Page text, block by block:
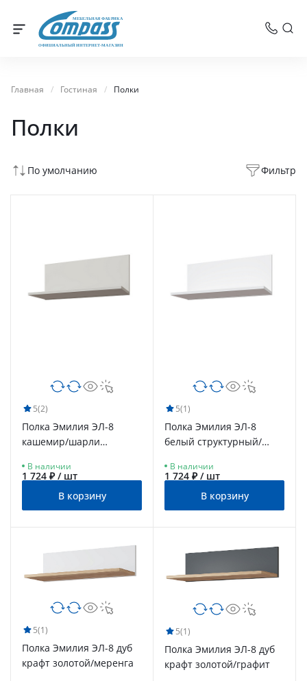
МЕБЕЛЬНАЯ ФАБРИКА
ОФИЦИАЛЬНЫЙ ИНТЕРНЕТ-МАГАЗИН
Главная / Гостиная / Полки
Полки
По умолчанию Фильтр
5(2)
Полка Эмилия ЭЛ-8
кашемир/шарли
В наличии
1 724 ₽ / шт
В корзину
5(1)
Полка Эмилия ЭЛ-8
белый структурный/
В наличии
1 724 ₽ / шт
В корзину
5(1)
Полка Эмилия ЭЛ-8 дуб
крафт золотой/меренга
5(1)
Полка Эмилия ЭЛ-8 дуб
крафт золотой/графит